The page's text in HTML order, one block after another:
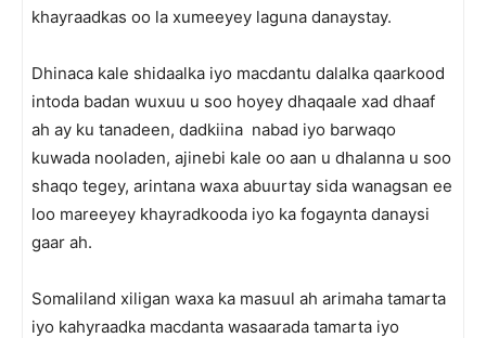
khayraadkas oo la xumeeyey laguna danaystay.
Dhinaca kale shidaalka iyo macdantu dalalka qaarkood
intoda badan wuxuu u soo hoyey dhaqaale xad dhaaf
ah ay ku tanadeen, dadkiina nabad iyo barwaqo
kuwada nooladen, ajinebi kale oo aan u dhalanna u soo
shaqo tegey, arintana waxa abuurtay sida wanagsan ee
loo mareeyey khayradkooda iyo ka fogaynta danaysi
gaar ah.
Somaliland xiligan waxa ka masuul ah arimaha tamarta
iyo kahyraadka macdanta wasaarada tamarta iyo